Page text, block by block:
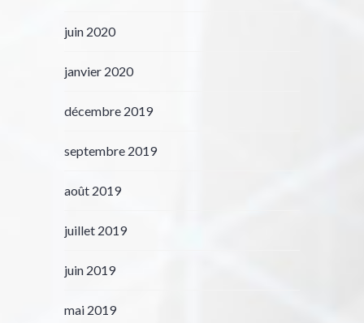
juin 2020
janvier 2020
décembre 2019
septembre 2019
août 2019
juillet 2019
juin 2019
mai 2019